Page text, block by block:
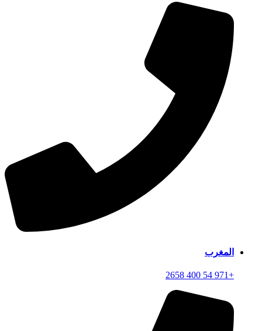
المغرب
+971 54 400 2658